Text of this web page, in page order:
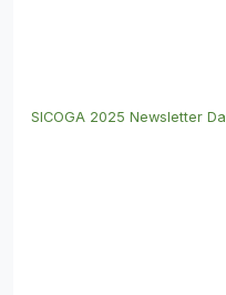
SICOGA 2025 Newsletter